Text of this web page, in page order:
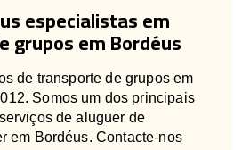
especialistas em
grupos em Bordéus
de transporte de grupos em
Somos um dos principais
de aluguer de
em Bordéus. Contacte-nos